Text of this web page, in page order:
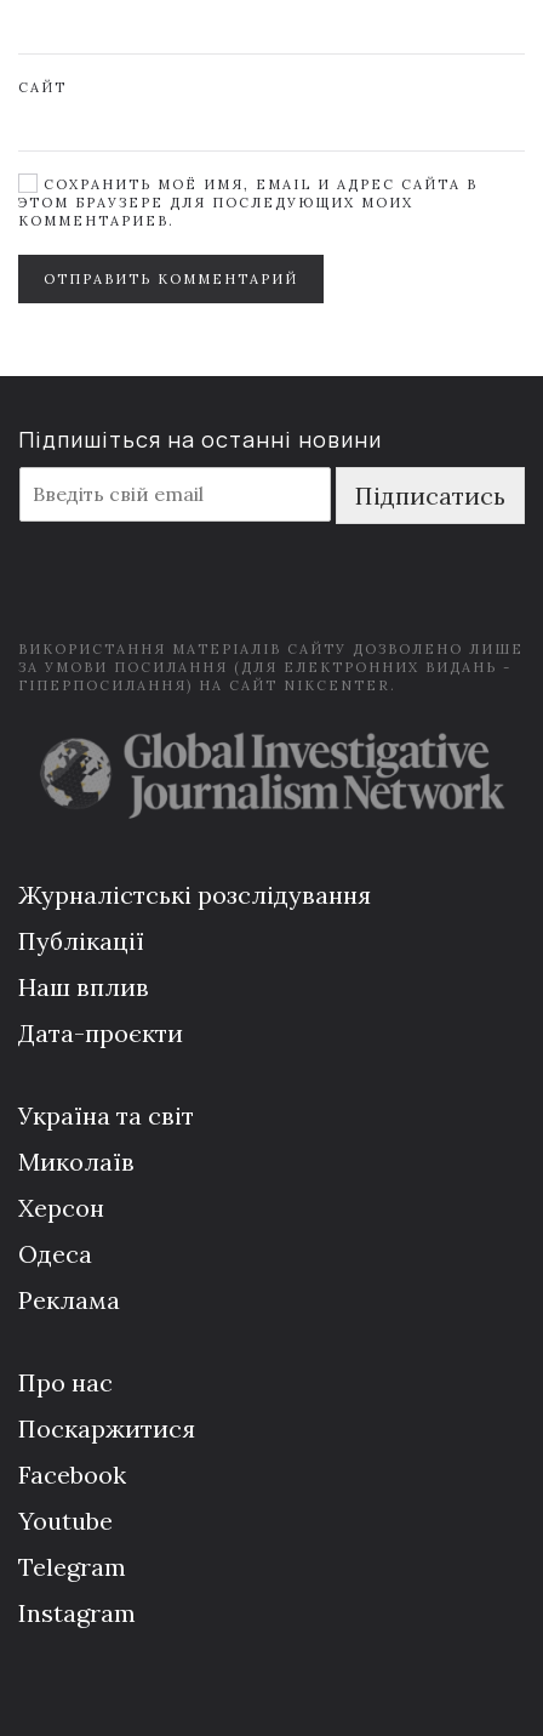
САЙТ
СОХРАНИТЬ МОЁ ИМЯ, EMAIL И АДРЕС САЙТА В
ЭТОМ БРАУЗЕРЕ ДЛЯ ПОСЛЕДУЮЩИХ МОИХ
КОММЕНТАРИЕВ.
ОТПРАВИТЬ КОММЕНТАРИЙ
Підпишіться на останні новини
m
a
Підписатись
ВИКОРИСТАННЯ МАТЕРІАЛІВ САЙТУ ДОЗВОЛЕНО ЛИШЕ
ЗА УМОВИ ПОСИЛАННЯ (ДЛЯ ЕЛЕКТРОННИХ ВИДАНЬ -
ГІПЕРПОСИЛАННЯ) НА САЙТ NIKCENTER.
Журналістські розслідування
Публікації
Наш вплив
Дата-проєкти
Україна та світ
Миколаїв
Херсон
Одеса
Реклама
Про нас
Поскаржитися
Facebook
Youtube
Telegram
Instagram